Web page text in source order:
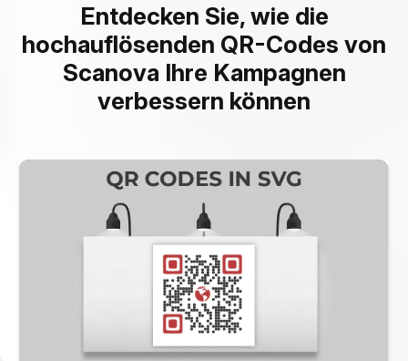
3, Figma usw. problemlos importieren und bearbeiten.
Entdecken Sie, wie die
hochauflösenden QR-Codes von
Scanova Ihre Kampagnen
verbessern können